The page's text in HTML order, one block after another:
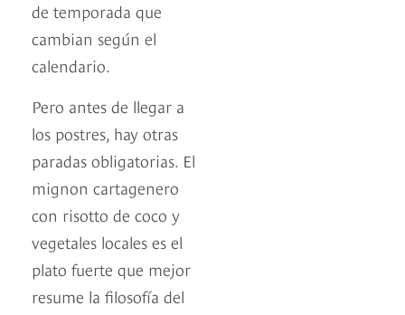
de temporada que
cambian según el
calendario.
Pero antes de llegar a
los postres, hay otras
paradas obligatorias. El
mignon cartagenero
con risotto de coco y
vegetales locales es el
plato fuerte que mejor
resume la filosofía del